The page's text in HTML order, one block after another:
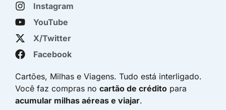
Instagram
YouTube
X/Twitter
Facebook
Cartões, Milhas e Viagens. Tudo está interligado.
Você faz compras no cartão de crédito para
acumular milhas aéreas e viajar.